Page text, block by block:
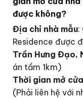
được không?
Địa chỉ nhà mẫu:
Residence được
Trần Hưng Đạo,
án tầm 1km)
Thời gian mở cửa
(Phải liên hệ với